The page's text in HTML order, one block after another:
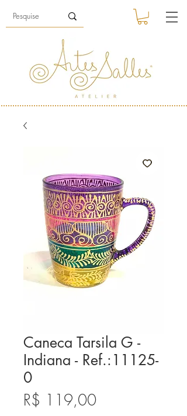
Caneca Tarsila G -
Indiana - Ref.:11125-
0
R$ 119,00Preço